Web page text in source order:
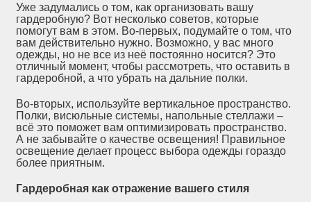
Уже задумались о том, как организовать вашу
гардеробную? Вот несколько советов, которые
помогут вам в этом. Во-первых, подумайте о том, что
вам действительно нужно. Возможно, у вас много
одежды, но не все из неё постоянно носится? Это
отличный момент, чтобы рассмотреть, что оставить в
гардеробной, а что убрать на дальние полки.
Во-вторых, используйте вертикальное пространство.
Полки, висюльные системы, напольные стеллажи –
всё это поможет вам оптимизировать пространство.
А не забывайте о качестве освещения! Правильное
освещение делает процесс выбора одежды гораздо
более приятным.
Гардеробная как отражение вашего стиля